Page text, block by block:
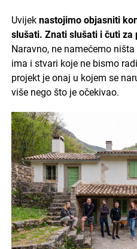
Uvijek nastojimo objasniti
slušati. Znati slušati i čuti
Naravno, ne namećemo
ima i stvari koje ne bismo
projekt je onaj u kojem se
više nego što je očekivao.